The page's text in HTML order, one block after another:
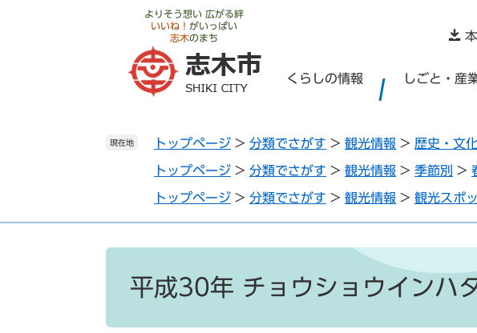
へ
よりそう想い 広がる絆
いいね！ がいっぱい
志木のまち
くらしの情報 しごと・産
現在地 トップページ > 分類でさがす > 観光情報 > 歴史・文
トップページ > 分類でさがす > 観光情報 > 季節別 >
トップページ > 分類でさがす > 観光情報 > 観光スポ
平成30年 チョウショウインハ